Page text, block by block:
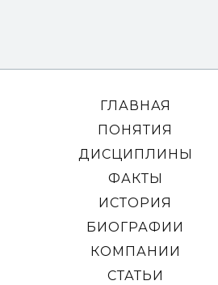
ГЛАВНАЯ
ПОНЯТИЯ
ДИСЦИПЛИНЫ
ФАКТЫ
ИСТОРИЯ
БИОГРАФИИ
КОМПАНИИ
СТАТЬИ